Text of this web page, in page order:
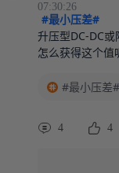
07:30:26
#最小压差#
升压型DC-DC
怎么获得这个值
#最小压差#
4 4